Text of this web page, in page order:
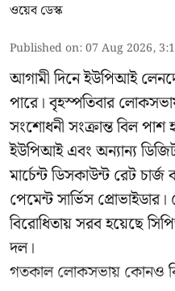
ওয়েব ডেস্ক
Published on:07 Aug 2026,
আগামী দিনে ইউপিআই
পারে। বৃহস্পতিবার
সংশোধনী সংক্রান্ত বিল
ইউপিআই এবং অন্যান্য
মার্চেন্ট ডিসকাউন্ট রেট চার্জ
পেমেন্ট সার্ভিস প্রোভাইডার।
বিরোধিতায় সরব হয়েছে
দল।
গতকাল লোকসভায় কোনও